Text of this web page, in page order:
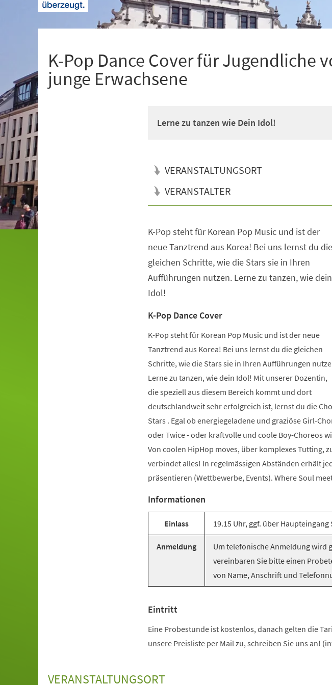
K-Pop Dance Cover für Jugendliche
junge Erwachsene
Lerne zu tanzen wie Dein Idol!
VERANSTALTUNGSORT
VERANSTALTER
K-Pop steht für Korean Pop Music und ist der
neue Tanztrend aus Korea! Bei uns lernst du die
gleichen Schritte, wie die Stars sie in Ihren
Aufführungen nutzen. Lerne zu tanzen, wie dein
Idol!
K-Pop Dance Cover
K-Pop steht für Korean Pop Music und ist der neue
Tanztrend aus Korea! Bei uns lernst du die gleichen
Schritte, wie die Stars sie in Ihren Aufführungen
Lerne zu tanzen, wie dein Idol! Mit unserer Dozentin,
die speziell aus diesem Bereich kommt und dort
deutschlandweit sehr erfolgreich ist, lernst du die
Stars . Egal ob energiegeladene und graziöse Girl-
oder Twice - oder kraftvolle und coole Boy-Choreos
Von coolen HipHop moves, über komplexes Tutting,
verbindet alles! In regelmässigen Abständen erhält
präsentieren (Wettbewerbe, Events). Where Soul
Informationen
Einlass 19.15 Uhr, ggf. über Haupteingang
Anmeldung
Um telefonische Anmeldung wird
vereinbaren Sie bitte einen
von Name, Anschrift und
Eintritt
Eine Probestunde ist kostenlos, danach gelten die
unsere Preisliste per Mail zu, schreiben Sie uns an!
VERANSTALTUNGSORT